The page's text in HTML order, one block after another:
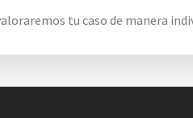
tu caso de manera